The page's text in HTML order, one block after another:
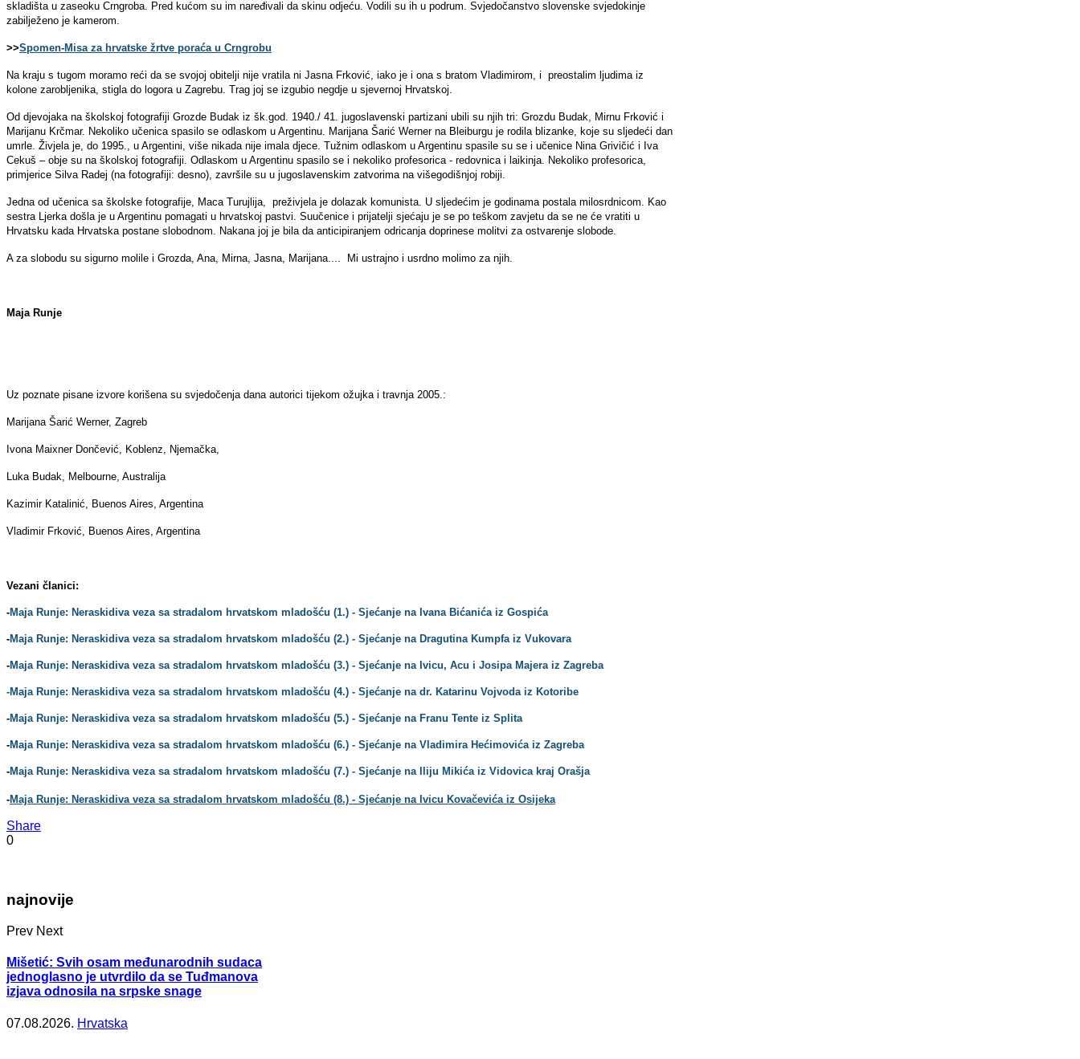
skladišta u zaseoku Crngroba. Pred kućom su im naređivali da skinu odjeću. Vodili su ih u podrum. Svjedočanstvo slovenske svjedokinje
zabilježeno je kamerom.
>>Spomen-Misa za hrvatske žrtve poraća u Crngrobu
Na kraju s tugom moramo reći da se svojoj obitelji nije vratila ni Jasna Frković, iako je i ona s bratom Vladimirom, i preostalim ljudima iz
kolone zarobljenika, stigla do logora u Zagrebu. Trag joj se izgubio negdje u sjevernoj Hrvatskoj.
Od djevojaka na školskoj fotografiji Grozde Budak iz šk.god. 1940./ 41. jugoslavenski partizani ubili su njih tri: Grozdu Budak, Mirnu Frković i
Marijanu Krčmar. Nekoliko učenica spasilo se odlaskom u Argentinu. Marijana Šarić Werner na Bleiburgu je rodila blizanke, koje su sljedeći dan
umrle. Živjela je, do 1995., u Argentini, više nikada nije imala djece. Tužnim odlaskom u Argentinu spasile su se i učenice Nina Grivičić i Iva
Cekuš – obje su na školskoj fotografiji. Odlaskom u Argentinu spasilo se i nekoliko profesorica - redovnica i laikinja. Nekoliko profesorica,
primjerice Silva Radej (na fotografiji: desno), završile su u jugoslavenskim zatvorima na višegodišnjoj robiji.
Jedna od učenica sa školske fotografije, Maca Turujlija, preživjela je dolazak komunista. U sljedećim je godinama postala milosrdnicom. Kao
sestra Ljerka došla je u Argentinu pomagati u hrvatskoj pastvi. Suučenice i prijatelji sjećaju je se po teškom zavjetu da se ne će vratiti u
Hrvatsku kada Hrvatska postane slobodnom. Nakana joj je bila da anticipiranjem odricanja doprinese molitvi za ostvarenje slobode.
A za slobodu su sigurno molile i Grozda, Ana, Mirna, Jasna, Marijana.... Mi ustrajno i usrdno molimo za njih.
Maja Runje
Uz poznate pisane izvore korišena su svjedočenja dana autorici tijekom ožujka i travnja 2005.:
Marijana Šarić Werner, Zagreb
Ivona Maixner Dončević, Koblenz, Njemačka,
Luka Budak, Melbourne, Australija
Kazimir Katalinić, Buenos Aires, Argentina
Vladimir Frković, Buenos Aires, Argentina
Vezani članici:
-Maja Runje: Neraskidiva veza sa stradalom hrvatskom mladošću (1.) - Sjećanje na Ivana Bićanića iz Gospića
-Maja Runje: Neraskidiva veza sa stradalom hrvatskom mladošću (2.) - Sjećanje na Dragutina Kumpfa iz Vukovara
-Maja Runje: Neraskidiva veza sa stradalom hrvatskom mladošću (3.) - Sjećanje na Ivicu, Acu i Josipa Majera iz Zagreba
-Maja Runje: Neraskidiva veza sa stradalom hrvatskom mladošću (4.) - Sjećanje na dr. Katarinu Vojvoda iz Kotoribe
-Maja Runje: Neraskidiva veza sa stradalom hrvatskom mladošću (5.) - Sjećanje na Franu Tente iz Splita
-Maja Runje: Neraskidiva veza sa stradalom hrvatskom mladošću (6.) - Sjećanje na Vladimira Hećimovića iz Zagreba
-Maja Runje: Neraskidiva veza sa stradalom hrvatskom mladošću (7.) - Sjećanje na Iliju Mikića iz Vidovica kraj Orašja
-Maja Runje: Neraskidiva veza sa stradalom hrvatskom mladošću (8.) - Sjećanje na Ivicu Kovačevića iz Osijeka
Share
0
najnovije
Prev Next
Mišetić: Svih osam međunarodnih sudaca
jednoglasno je utvrdilo da se Tuđmanova
izjava odnosila na srpske snage
07.08.2026. Hrvatska